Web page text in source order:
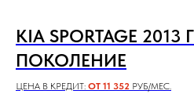
KIA SPORTAGE
ПОКОЛЕНИЕ
ЦЕНА В КРЕДИТ: ОТ 11 352 РУБ/МЕС.